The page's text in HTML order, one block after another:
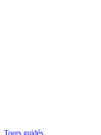
Tours guidés